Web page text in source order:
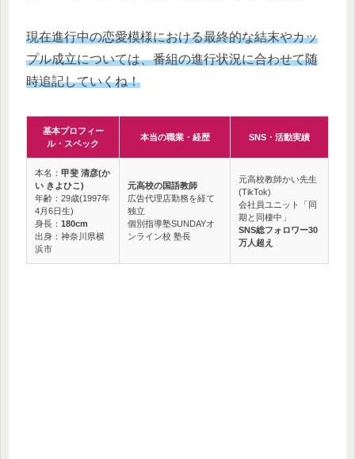
現在進行中の恋愛模様における最終的な結末やカッ
プル成立については、番組の進行状況に合わせて随
時追記していくね！
基本プロフィー
ル・スペック
本当の職業・経歴 SNS・活動実績
本名： 甲斐 清彦(か
い きよひこ)
年齢：29歳(1997年
4月6日生)
身長： 180cm
出身：神奈川県横
浜市
元高校の国語教師
広告代理店勤務を経て
独立
個別指導塾SUNDAYオ
ンライン校 塾長
元高校教師かい先生
(TikTok)
会社員ユニット「同
期と同棲中」
SNS総フォロワー30
万人超え